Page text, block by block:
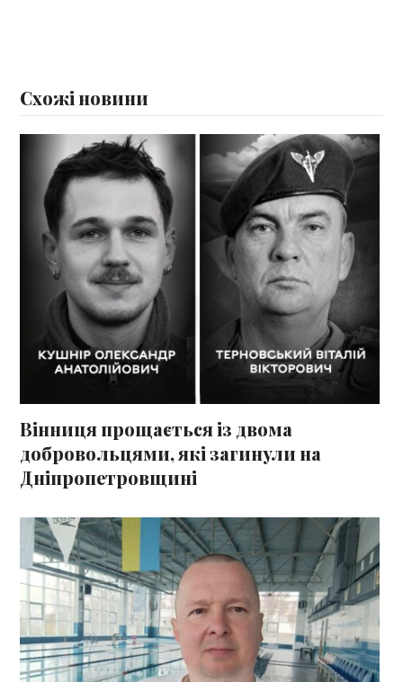
Схожі новини
Вінниця прощається із двома
добровольцями, які загинули на
Дніпропетровщині